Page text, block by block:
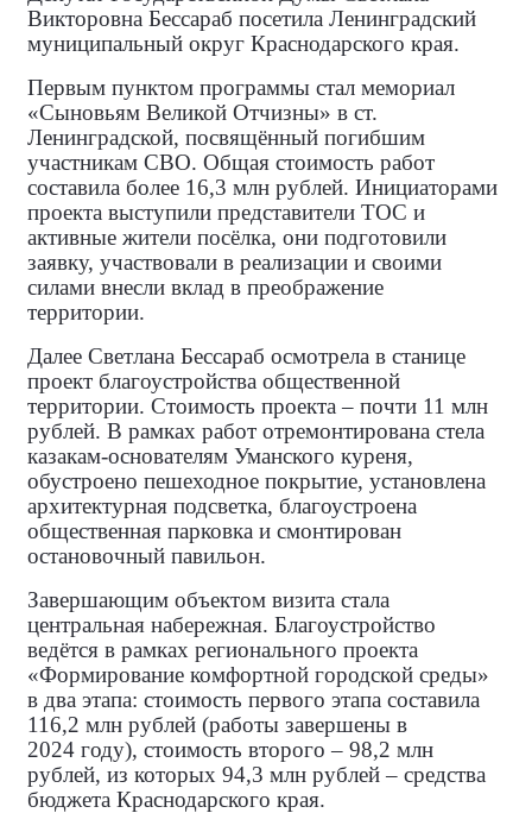
Викторовна Бессараб посетила Ленинградский
муниципальный округ Краснодарского края.
Первым пунктом программы стал мемориал
«Сыновьям Великой Отчизны» в ст.
Ленинградской, посвящённый погибшим
участникам СВО. Общая стоимость работ
составила более 16,3 млн рублей. Инициаторами
проекта выступили представители ТОС и
активные жители посёлка, они подготовили
заявку, участвовали в реализации и своими
силами внесли вклад в преображение
территории.
Далее Светлана Бессараб осмотрела в станице
проект благоустройства общественной
территории. Стоимость проекта – почти 11 млн
рублей. В рамках работ отремонтирована стела
казакам‑основателям Уманского куреня,
обустроено пешеходное покрытие, установлена
архитектурная подсветка, благоустроена
общественная парковка и смонтирован
остановочный павильон.
Завершающим объектом визита стала
центральная набережная. Благоустройство
ведётся в рамках регионального проекта
«Формирование комфортной городской среды»
в два этапа: стоимость первого этапа составила
116,2 млн рублей (работы завершены в
2024 году), стоимость второго – 98,2 млн
рублей, из которых 94,3 млн рублей – средства
бюджета Краснодарского края.